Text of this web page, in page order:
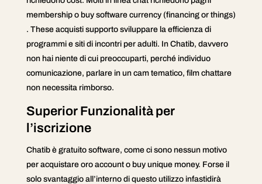
membership o buy software currency (financing or things)
. These acquisti supporto sviluppare la efficienza di
programmi e siti di incontri per adulti. In Chatib, davvero
non hai niente di cui preoccuparti, perché individuo
comunicazione, parlare in un cam tematico, film chattare
non necessita rimborso.
Superior Funzionalità per
l’iscrizione
Chatib è gratuito software, come ci sono nessun motivo
per acquistare oro account o buy unique money. Forse il
solo svantaggio all’interno di questo utilizzo infastidirà